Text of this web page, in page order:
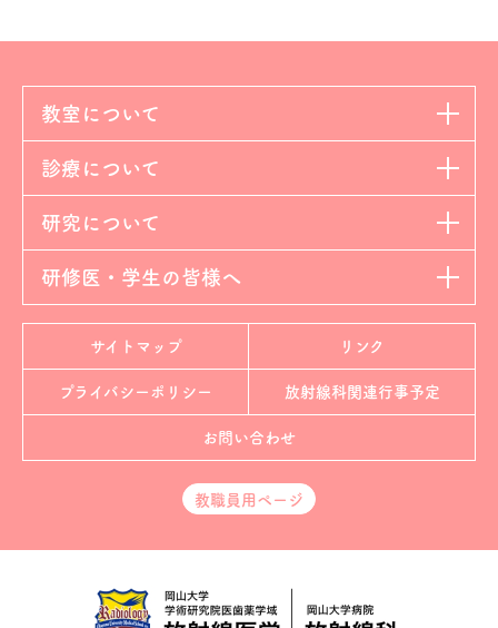
教室について
診療について
研究について
研修医・学生の皆様へ
サイトマップ リンク
プライバシーポリシー 放射線科関連行事予定
お問い合わせ
教職員用ページ